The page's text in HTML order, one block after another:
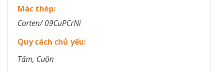
Mác thép:​
Corten/ 09CuPCrNi​
Quy cách chủ yếu:​
Tấm, Cuộn​